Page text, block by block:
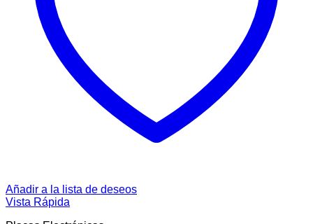
Añadir a la lista de deseos
Vista Rápida